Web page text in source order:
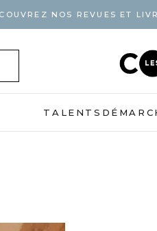
NOS REVUES ET
TALENTS